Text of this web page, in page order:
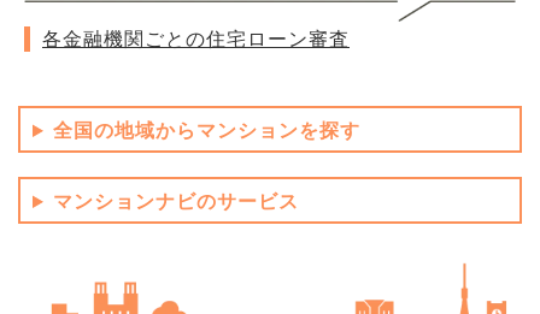
各金融機関ごとの住宅ローン審査
全国の地域からマンションを探す
マンションナビのサービス